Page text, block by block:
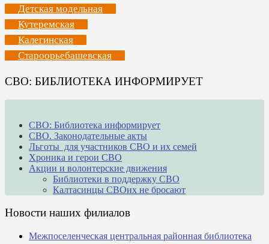
Детская модельная
Кутеремская
Калегинская
Староорьебашевская
СВО: БИБЛИОТЕКА ИНФОРМИРУЕТ
СВО: Библиотека информирует
СВО. Законодательные акты
Льготы для участников СВО и их семей
Хроника и герои СВО
Акции и волонтерские движения
Библиотеки в поддержку СВО
Калтасинцы СВОих не бросают
Новости наших филиалов
Межпоселенческая центральная районная библиотека